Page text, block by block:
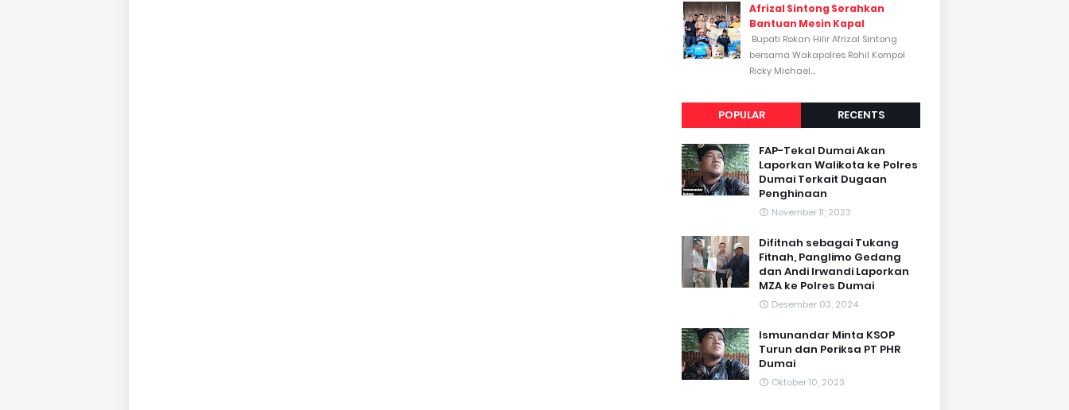
Afrizal Sintong Serahkan
Bantuan Mesin Kapal
Bupati Rokan Hilir Afrizal Sintong
bersama Wakapolres Rohil Kompol
Ricky Michael...
POPULAR RECENTS
FAP-Tekal Dumai Akan
Laporkan Walikota ke Polres
Dumai Terkait Dugaan
Penghinaan
November 11, 2023
Difitnah sebagai Tukang
Fitnah, Panglimo Gedang
dan Andi Irwandi Laporkan
MZA ke Polres Dumai
Desember 03, 2024
Ismunandar Minta KSOP
Turun dan Periksa PT PHR
Dumai
Oktober 10, 2023